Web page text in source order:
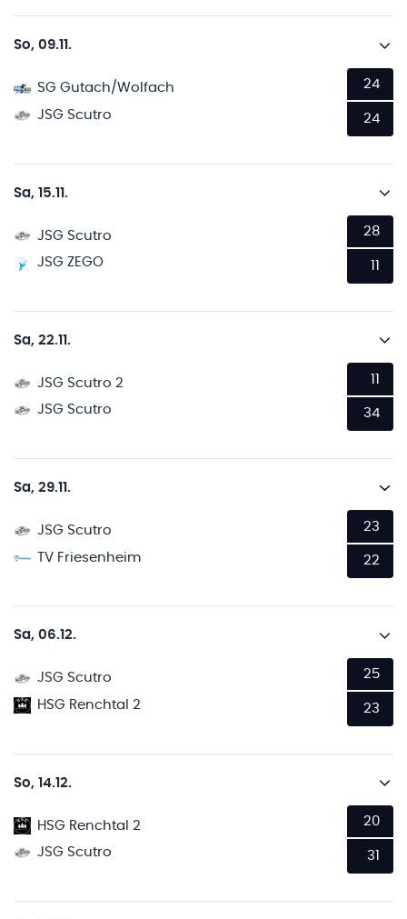
So, 09.11.
SG Gutach/Wolfach
JSG Scutro
24
24
Sa, 15.11.
JSG Scutro
JSG ZEGO
28
Sa, 22.11.
JSG Scutro 2
JSG Scutro
11
34
Sa, 29.11.
JSG Scutro
TV Friesenheim
23
22
Sa, 06.12.
JSG Scutro
HSG Renchtal 2
25
23
So, 14.12.
HSG Renchtal 2
JSG Scutro
20
31